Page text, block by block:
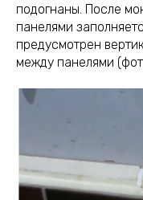
подогнаны. После
панелями
предусмотрен
между панелями